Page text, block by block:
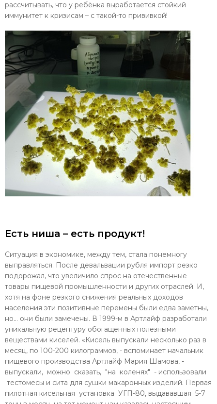
рассчитывать, что у ребёнка выработается стойкий
иммунитет к кризисам – с такой-то прививкой!
Есть ниша – есть продукт!
Ситуация в экономике, между тем, стала понемногу
выправляться. После девальвации рубля импорт резко
подорожал, что увеличило спрос на отечественные
товары пищевой промышленности и других отраслей. И,
хотя на фоне резкого снижения реальных доходов
населения эти позитивные перемены были едва заметны,
но… они были замечены. В 1999-м в Артлайф разработали
уникальную рецептуру обогащенных полезными
веществами киселей. «Кисель выпускали несколько раз в
месяц, по 100-200 килограммов, - вспоминает начальник
пищевого производства Артлайф Мария Шамова, -
выпускали, можно сказать, "на коленях" - использовали
тестомесы и сита для сушки макаронных изделий. Первая
пилотная кисельная установка УГП-80, выдававшая 5-7